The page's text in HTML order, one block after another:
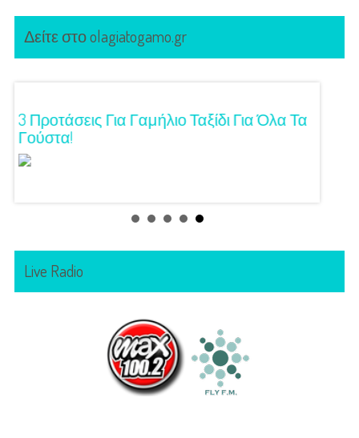
Δείτε στο olagiatogamo.gr
3 Προτάσεις Για Γαμήλιο Ταξίδι Για Όλα Τα
Γούστα!
Live Radio